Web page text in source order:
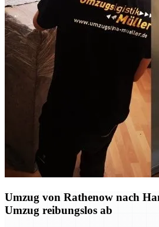
Umzug von Rathenow nach
Umzug reibungslos ab